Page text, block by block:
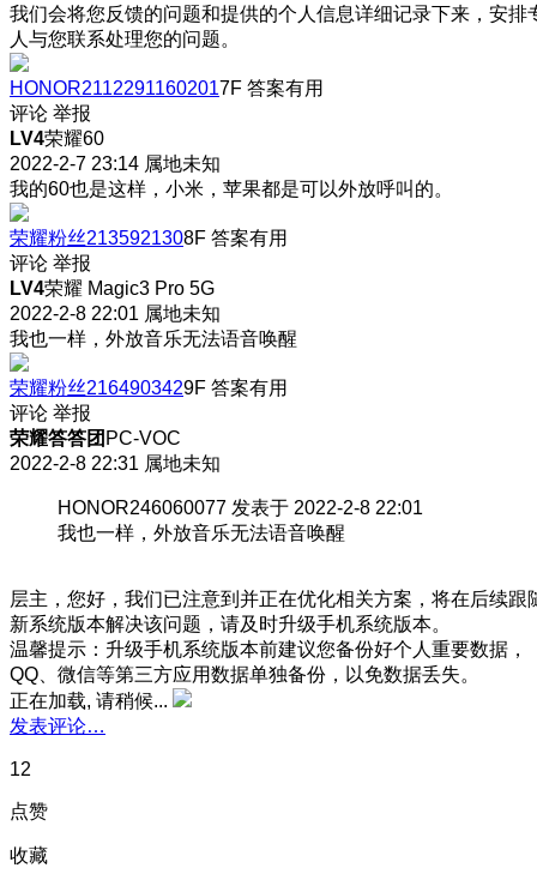
我们会将您反馈的问题和提供的个人信息详细记录下来，安排
人与您联系处理您的问题。
HONOR21122911602017F 答案有用
评论 举报
LV4荣耀60
2022-2-7 23:14 属地未知
我的60也是这样，小米，苹果都是可以外放呼叫的。
荣耀粉丝2135921308F 答案有用
评论 举报
LV4荣耀 Magic3 Pro 5G
2022-2-8 22:01 属地未知
我也一样，外放音乐无法语音唤醒
荣耀粉丝2164903429F 答案有用
评论 举报
荣耀答答团 PC-VOC
2022-2-8 22:31 属地未知
HONOR246060077 发表于 2022-2-8 22:01
我也一样，外放音乐无法语音唤醒
层主，您好，我们已注意到并正在优化相关方案，将在后续跟
新系统版本解决该问题，请及时升级手机系统版本。
温馨提示：升级手机系统版本前建议您备份好个人重要数据，
QQ、微信等第三方应用数据单独备份，以免数据丢失。
正在加载, 请稍候...
发表评论…
12
点赞
收藏